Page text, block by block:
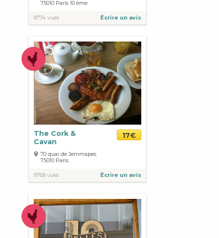
75010 Paris 10 ème
8774 vues Écrire un avis
The Cork &
Cavan
17€
70 quai de Jemmapes
75010 Paris
9768 vues Écrire un avis